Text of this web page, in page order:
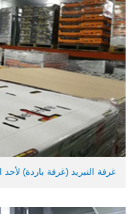
غرفة التبريد (غرفة باردة)